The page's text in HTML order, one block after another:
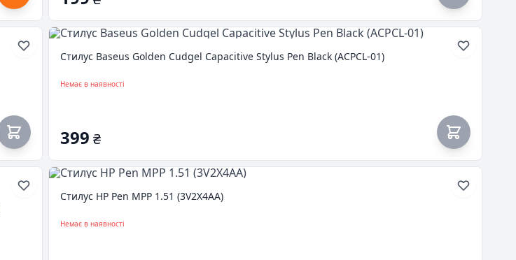
Стилус Baseus Golden Cudgel Capacitive Stylus Pen Black (ACPCL-01)
Немає в наявності
399 ₴
Стилус HP Pen MPP 1.51 (3V2X4AA)
Немає в наявності